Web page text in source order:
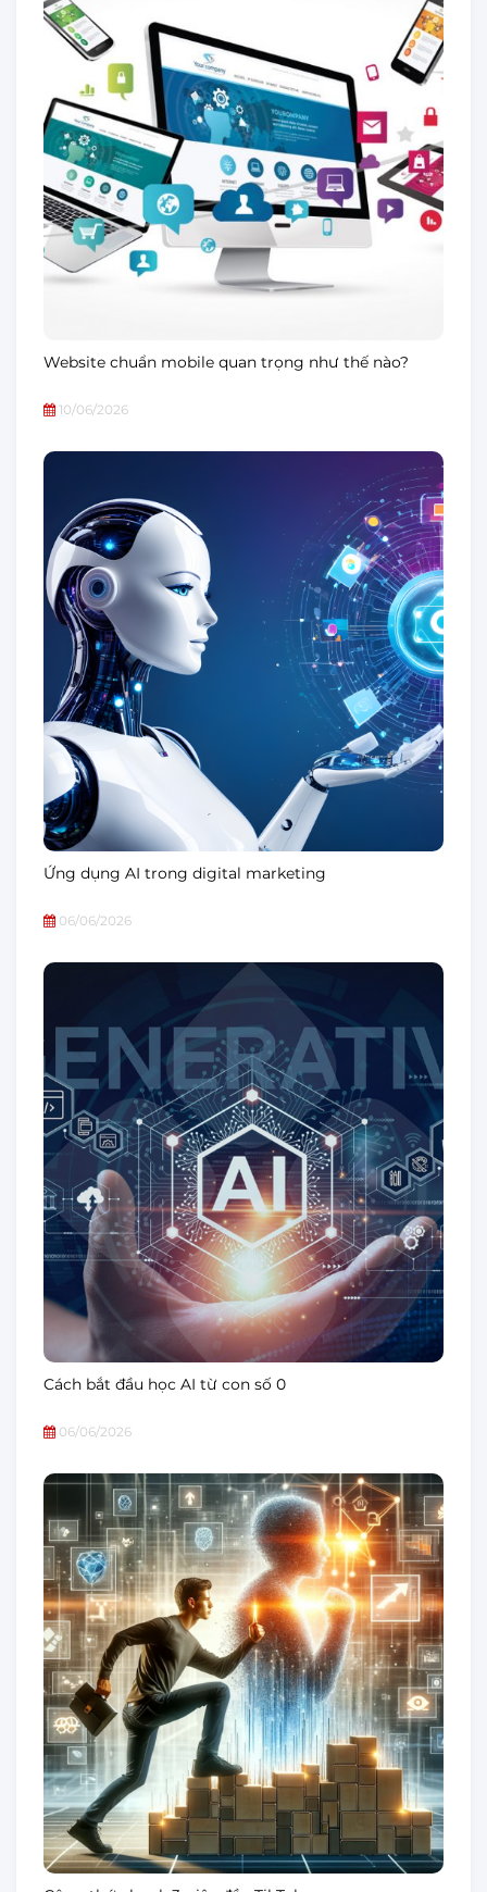
Website chuẩn mobile quan trọng như thế nào?
10/06/2026
Ứng dụng AI trong digital marketing
06/06/2026
Cách bắt đầu học AI từ con số 0
06/06/2026